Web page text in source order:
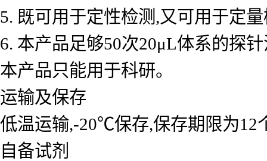
5. 既可用于定性检测,又可用于定
6. 本产品足够50次20μL体系的探
本产品只能用于科研。
运输及保存
低温运输,-20℃保存,保存期限为12
自备试剂